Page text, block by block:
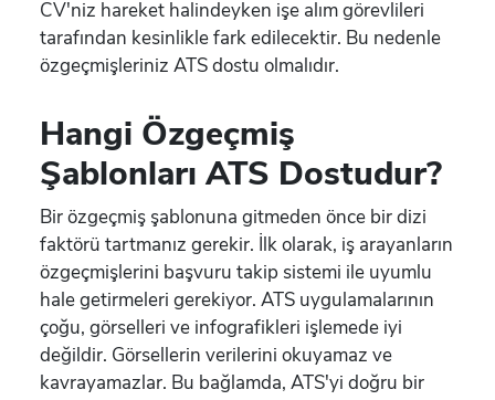
CV'niz hareket halindeyken işe alım görevlileri
tarafından kesinlikle fark edilecektir. Bu nedenle
özgeçmişleriniz ATS dostu olmalıdır.
Hangi Özgeçmiş
Şablonları ATS Dostudur?
Bir özgeçmiş şablonuna gitmeden önce bir dizi
faktörü tartmanız gerekir. İlk olarak, iş arayanların
özgeçmişlerini başvuru takip sistemi ile uyumlu
hale getirmeleri gerekiyor. ATS uygulamalarının
çoğu, görselleri ve infografikleri işlemede iyi
değildir. Görsellerin verilerini okuyamaz ve
kavrayamazlar. Bu bağlamda, ATS'yi doğru bir